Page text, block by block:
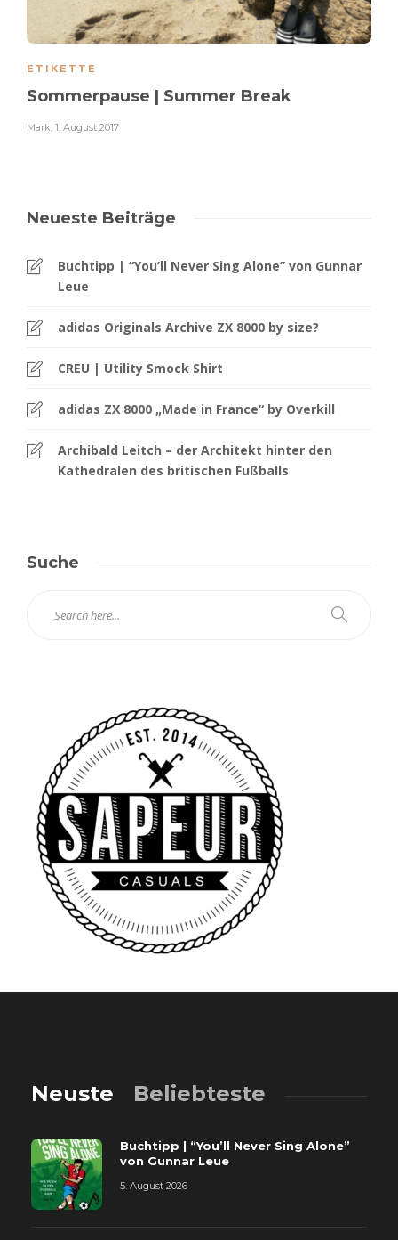
ETIKETTE
Sommerpause | Summer Break
Mark 1. August 2017
Neueste Beiträge
Buchtipp | “You’ll Never Sing Alone” von Gunnar
Leue
adidas Originals Archive ZX 8000 by size?
CREU | Utility Smock Shirt
adidas ZX 8000 „Made in France“ by Overkill
Archibald Leitch – der Architekt hinter den
Kathedralen des britischen Fußballs
Suche
Neuste Beliebteste
Buchtipp | “You’ll Never Sing Alone”
von Gunnar Leue
5. August 2026